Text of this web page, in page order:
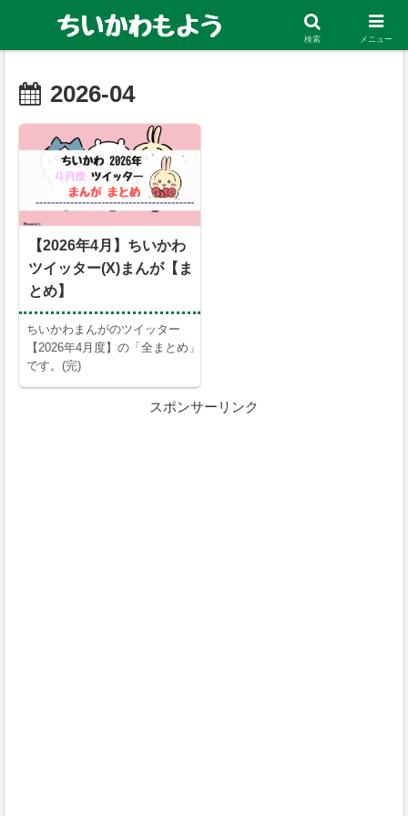
ちいかわの考察・まとめ、お得な電子マンガ情報を発信中！
2026-04
【2026年4月】ちいかわ
ツイッター(X)まんが【ま
とめ】
ちいかわまんがのツイッター
【2026年4月度】の「全まとめ」
です。(完)
スポンサーリンク
検索 メニュー